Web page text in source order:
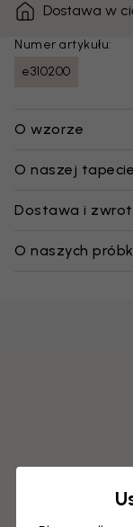
Dostawa w
Numer artykułu:
e310200
O wzorze
O naszej tapecie
Dostawa i
O naszych